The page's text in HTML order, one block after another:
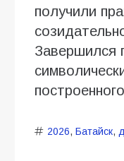
получили
Завершился
2026, Батайск,